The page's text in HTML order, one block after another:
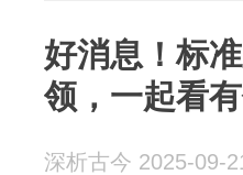
好消息！标
领，一起看
深析古今 2025-09-